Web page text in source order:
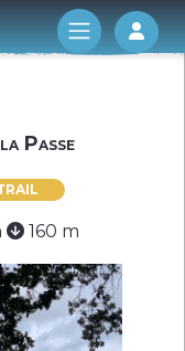
Log
Passe
160 m